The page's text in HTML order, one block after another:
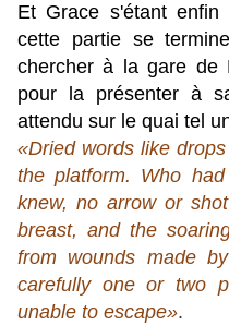
Et Grace s'étant
cette partie se
chercher à la gare de
pour la présenter à
attendu sur le quai tel
«Dried words like
the platform. Who
knew, no arrow or
breast, and the
from wounds made
carefully one or two
unable to escape».